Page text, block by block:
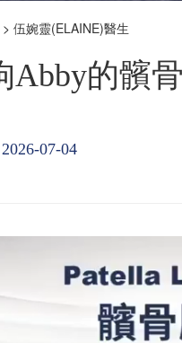
> 伍婉靈(ELAINE)醫生
Abby的髕
2026-07-04